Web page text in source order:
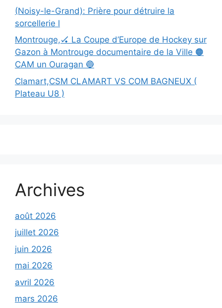
(Noisy-le-Grand): Prière pour détruire la
sorcellerie l
Montrouge,🏑 La Coupe d’Europe de Hockey sur
Gazon à Montrouge documentaire de la Ville 🟠
CAM un Ouragan 🔵
Clamart,CSM CLAMART VS COM BAGNEUX (
Plateau U8 )
Archives
août 2026
juillet 2026
juin 2026
mai 2026
avril 2026
mars 2026